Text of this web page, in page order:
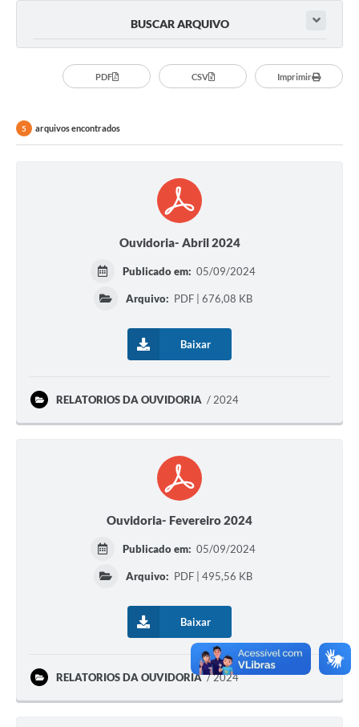
BUSCAR ARQUIVO
PDF CSV Imprimir
5 arquivos encontrados
Ouvidoria- Abril 2024
Publicado em: 05/09/2024
Arquivo: PDF | 676,08 KB
Baixar
RELATORIOS DA OUVIDORIA 2024
Ouvidoria- Fevereiro 2024
Publicado em: 05/09/2024
Arquivo: PDF | 495,56 KB
Baixar
RELATORIOS DA OUVIDORIA 2024